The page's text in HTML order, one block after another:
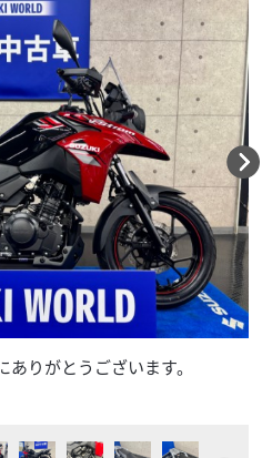
りがとうございます。